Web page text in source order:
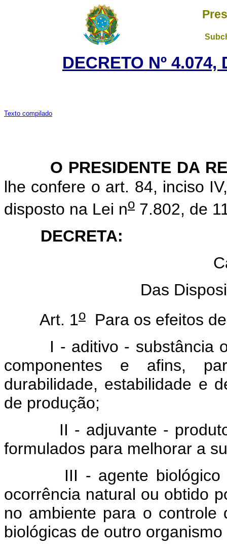
DECRETO Nº
Texto compilado
O PRESIDENTE DA
lhe confere o art. 84, inciso
disposto na Lei no 7.802, de
DECRETA:
Das
Art. 1o Para os efeitos
I - aditivo - substância
componentes e afins,
durabilidade, estabilidade e
de produção;
II - adjuvante -
formulados para melhorar a
III - agente
ocorrência natural ou obtido
no ambiente para o controle
biológicas de outro